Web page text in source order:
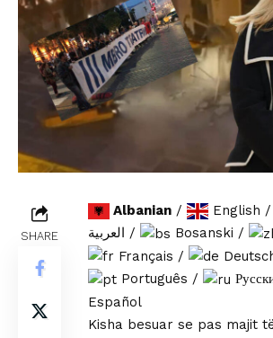
SHARE
Albanian / English /
العربية / Bosanski /
Français /
Português /
Español
Kisha besuar se pas majit